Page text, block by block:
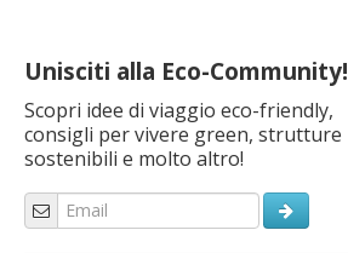
Unisciti alla Eco-Community!
Scopri idee di viaggio eco-friendly,
consigli per vivere green, strutture
sostenibili e molto altro!